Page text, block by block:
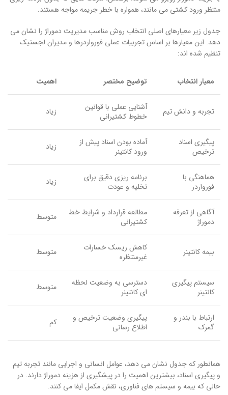
منتظر ورود کشتی می مانند، همواره با خطر جریمه مواجه هستند.
جدول زیر معیارهای اصلی انتخاب روش مناسب مدیریت دموراژ را نشان می
دهد. این معیارها بر اساس تجربیات عملی فورواردرها و مدیران لجستیک
تنظیم شده اند:
معیار انتخاب توضیح مختصر اهمیت
تجربه و دانش تیم
آشنایی عملی با قوانین
خطوط کشتیرانی
زیاد
پیگیری اسناد
ترخیص
آماده بودن اسناد پیش از
ورود کانتینر
زیاد
هماهنگی با
فورواردر
برنامه ریزی دقیق برای
تخلیه و عودت
زیاد
آگاهی از تعرفه
دموراژ
مطالعه قرارداد و شرایط خط
کشتیرانی
متوسط
بیمه کانتینر
کاهش ریسک خسارات
غیرمنتظره
متوسط
سیستم پیگیری
کانتینر
دسترسی به وضعیت لحظه
ای کانتینر
متوسط
ارتباط با بندر و
گمرک
پیگیری وضعیت ترخیص و
اطلاع رسانی
کم
همانطور که جدول نشان می دهد، عوامل انسانی و اجرایی مانند تجربه تیم
و پیگیری اسناد، بیشترین اهمیت را در پیشگیری از هزینه دموراژ دارند. در
حالی که بیمه و سیستم های فناوری، نقش مکمل ایفا می کنند.